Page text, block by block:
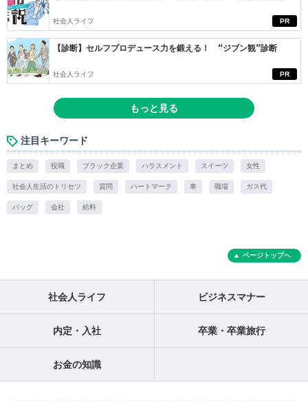
PR
社会人ライフ
PR
【診断】セルフプロデュース力を鍛える！ “ジブン観”診断
社会人ライフ
もっと見る
注目キーワード
まとめ 役職 ブラック企業 ハラスメント スイーツ 女性
社会人生活のトリセツ 質問 ハートマーク 車 職場 ガス代
バッグ 会社 給料
ページトップへ
社会人ライフ ビジネスマナー
内定・入社 卒業・卒業旅行
お金の知識